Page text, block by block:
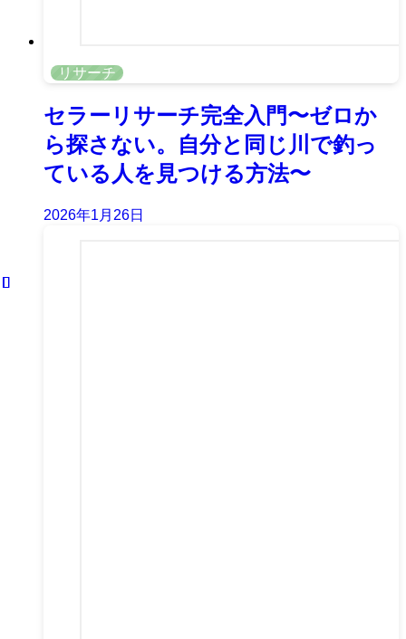
リサーチ
セラーリサーチ完全入門〜ゼロか
ら探さない。自分と同じ川で釣っ
ている人を見つける方法〜
2026年1月26日